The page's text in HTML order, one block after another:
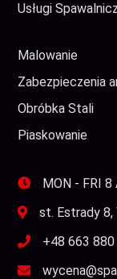
Usługi
Malowanie
Zabezpieczenia
Obróbka Stali
Piaskowanie
MON - FRI
st. Estrady 8,
+48 663